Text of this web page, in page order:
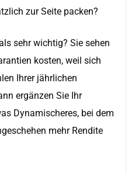
zur Seite packen?
sehr wichtig? Sie sehen
kosten, weil sich
Ihrer jährlichen
ergänzen Sie Ihr
Dynamischeres, bei dem
mehr Rendite